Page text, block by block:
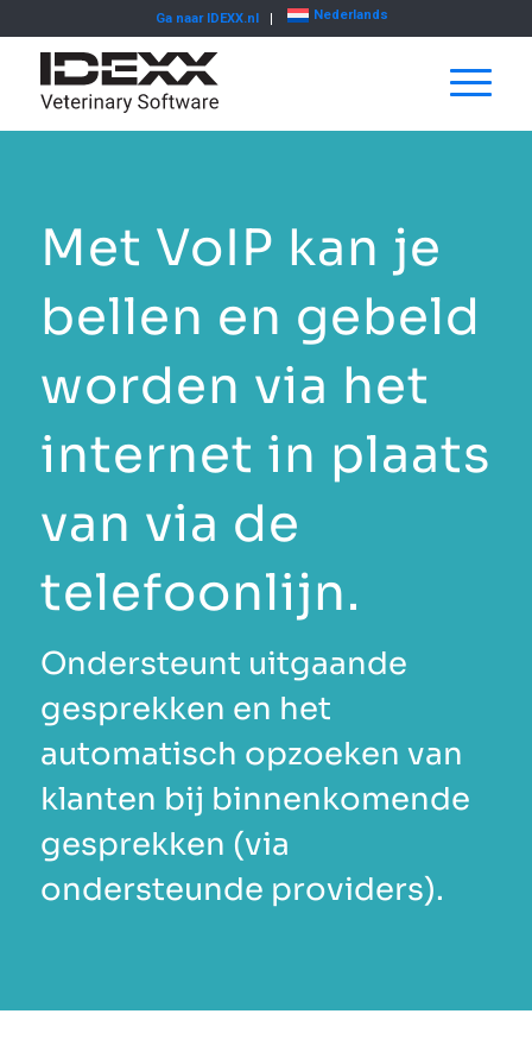
Ga naar IDEXX.nl Nederlands
Met VoIP kan je
bellen en gebeld
worden via het
internet in plaats
van via de
telefoonlijn.
Ondersteunt uitgaande
gesprekken en het
automatisch opzoeken van
klanten bij binnenkomende
gesprekken (via
ondersteunde providers).